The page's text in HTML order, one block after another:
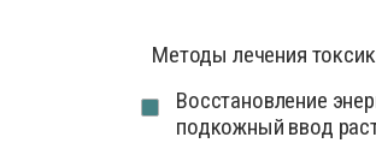
Методы лечения
Восстановление
подкожный ввод